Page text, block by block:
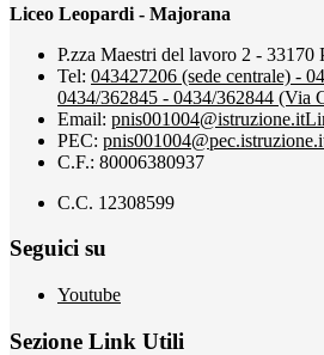
Liceo Leopardi - Majorana
P.zza Maestri del lavoro 2 - 33170
Tel: 043427206 (sede centrale) -
0434/362845 - 0434/362844 (Via
Email: pnis001004@istruzione.it
PEC:
C.F.: 80006380937
C.C. 12308599
Seguici su
Youtube
Sezione Link Utili